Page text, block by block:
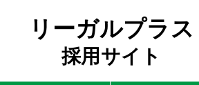
リーガルプラス
採用サイト